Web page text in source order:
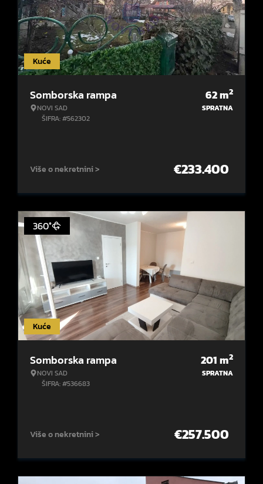
Kuće
Somborska rampa
NOVI SAD
ŠIFRA: #562302
62m2
SPRATNA
Više o nekretnini > €233.400
Kuće
360°
Somborska rampa
NOVI SAD
ŠIFRA: #536683
201m2
SPRATNA
Više o nekretnini > €257.500